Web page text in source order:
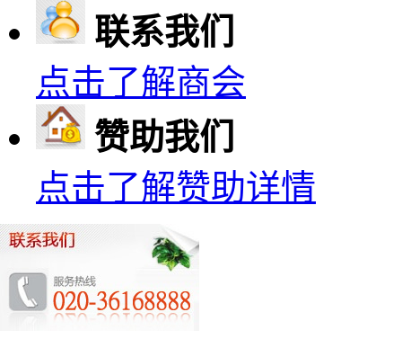
联系我们
点击了解商会
赞助我们
点击了解赞助详情